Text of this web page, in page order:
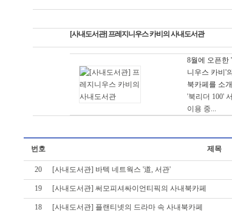
[사내도서관] 프레지니우스 카비의 사내도서관
8월에 오픈한
니우스 카비'의
북카페를 소
'북리더 100'
이용 중...
번호 제목
20 [사내도서관] 바텍 네트웍스 '道, 서관'
19 [사내도서관] 써모피셔싸이언티픽의 사내북카페
18 [사내도서관] 플랜티넷의 드라마 속 사내북카페